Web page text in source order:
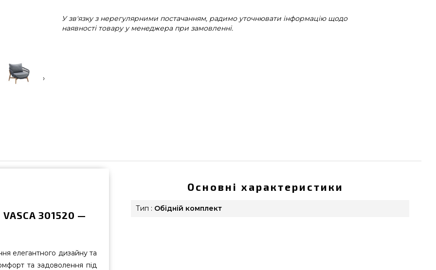
›
У зв'язку з нерегулярними постачанням, радимо уточнювати інформацію щодо
наявності товару у менеджера при замовленні.
301520 —
елегантного дизайну та
та задоволення під
Основні характеристики
Тип : Обідній комплект